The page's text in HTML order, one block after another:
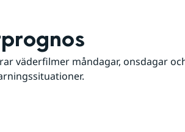
väderfilmer måndagar, onsdagar